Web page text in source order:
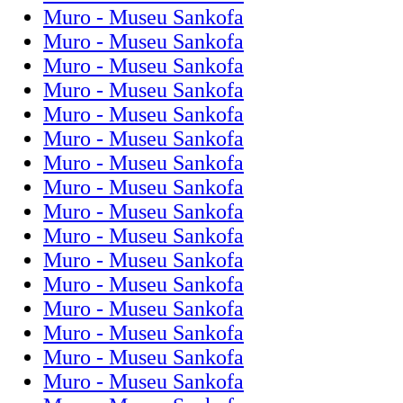
Muro - Museu Sankofa
Muro - Museu Sankofa
Muro - Museu Sankofa
Muro - Museu Sankofa
Muro - Museu Sankofa
Muro - Museu Sankofa
Muro - Museu Sankofa
Muro - Museu Sankofa
Muro - Museu Sankofa
Muro - Museu Sankofa
Muro - Museu Sankofa
Muro - Museu Sankofa
Muro - Museu Sankofa
Muro - Museu Sankofa
Muro - Museu Sankofa
Muro - Museu Sankofa